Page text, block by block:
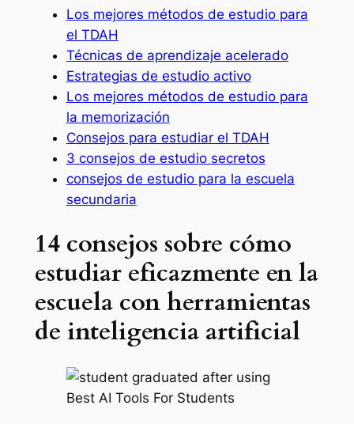
Los mejores métodos de estudio para
el TDAH
Técnicas de aprendizaje acelerado
Estrategias de estudio activo
Los mejores métodos de estudio para
la memorización
Consejos para estudiar el TDAH
3 consejos de estudio secretos
consejos de estudio para la escuela
secundaria
14 consejos sobre cómo
estudiar eficazmente en la
escuela con herramientas
de inteligencia artificial